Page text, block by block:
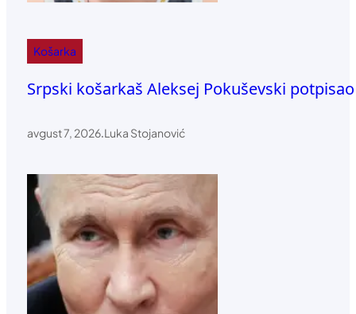
Košarka
Srpski košarkaš Aleksej Pokuševski
avgust 7, 2026.Luka Stojanović